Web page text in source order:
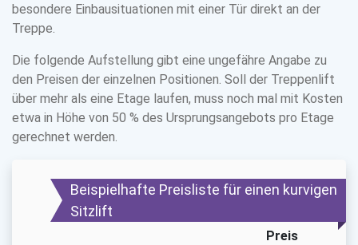
besondere Einbausituationen mit einer Tür direkt an der
Treppe.
Die folgende Aufstellung gibt eine ungefähre Angabe zu
den Preisen der einzelnen Positionen. Soll der Treppenlift
über mehr als eine Etage laufen, muss noch mal mit Kosten
etwa in Höhe von 50 % des Ursprungsangebots pro Etage
gerechnet werden.
Beispielhafte Preisliste für einen kurvigen
Sitzlift
Preis